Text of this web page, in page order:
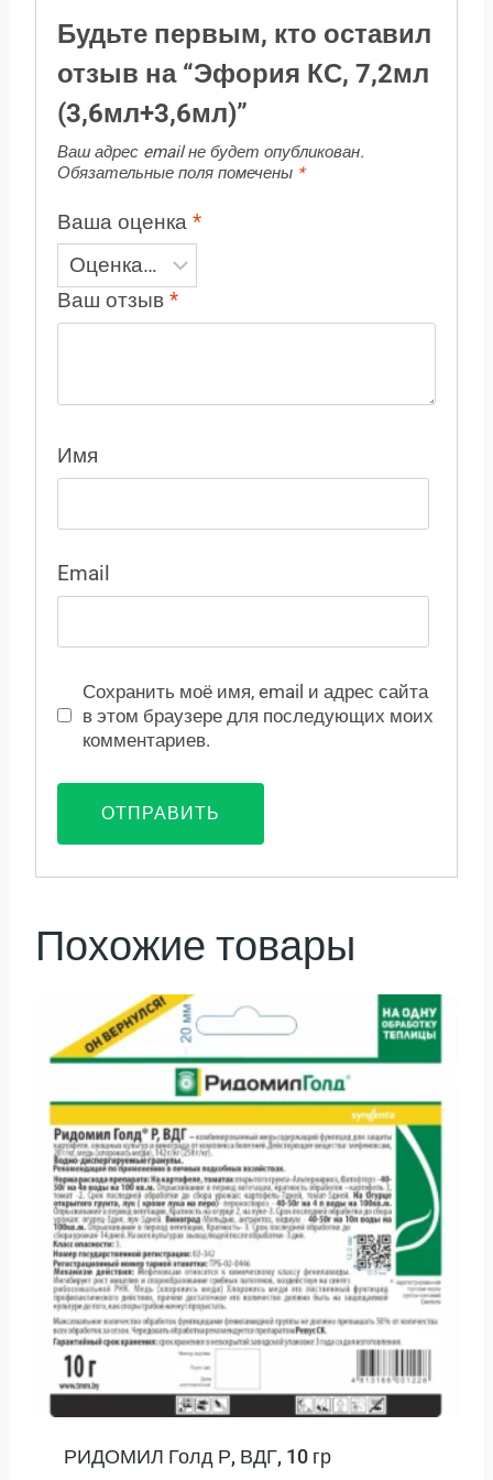
Будьте первым, кто оставил
отзыв на “Эфория КС, 7,2мл
(3,6мл+3,6мл)”
Ваш адрес email не будет опубликован.
Обязательные поля помечены *
Ваша оценка *
Ваш отзыв *
Имя
Email
Сохранить моё имя, email и адрес сайта
в этом браузере для последующих моих
комментариев.
Похожие товары
РИДОМИЛ Голд Р, ВДГ, 10 гр